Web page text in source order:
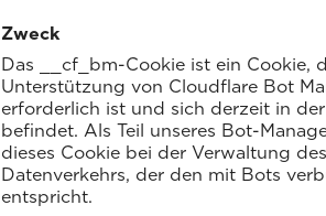
Zweck
Das __cf_bm-Cookie ist ein Cookie,
Unterstützung von Cloudflare Bot
erforderlich ist und sich derzeit in
befindet. Als Teil unseres Bot-
dieses Cookie bei der Verwaltung
Datenverkehrs, der den mit Bots
entspricht.